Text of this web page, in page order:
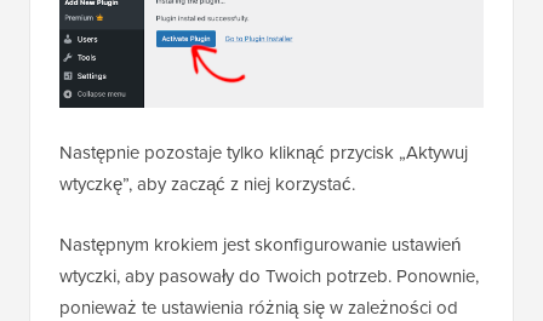
Następnie pozostaje tylko kliknąć przycisk „Aktywuj
wtyczkę”, aby zacząć z niej korzystać.
Następnym krokiem jest skonfigurowanie ustawień
wtyczki, aby pasowały do Twoich potrzeb. Ponownie,
ponieważ te ustawienia różnią się w zależności od